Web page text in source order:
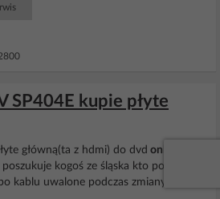
SP404E kupie płyte
główną(ta z hdmi) do dvd onkyo
kogoś ze śląska kto potrafi
kablu uwalone podczas zmiany